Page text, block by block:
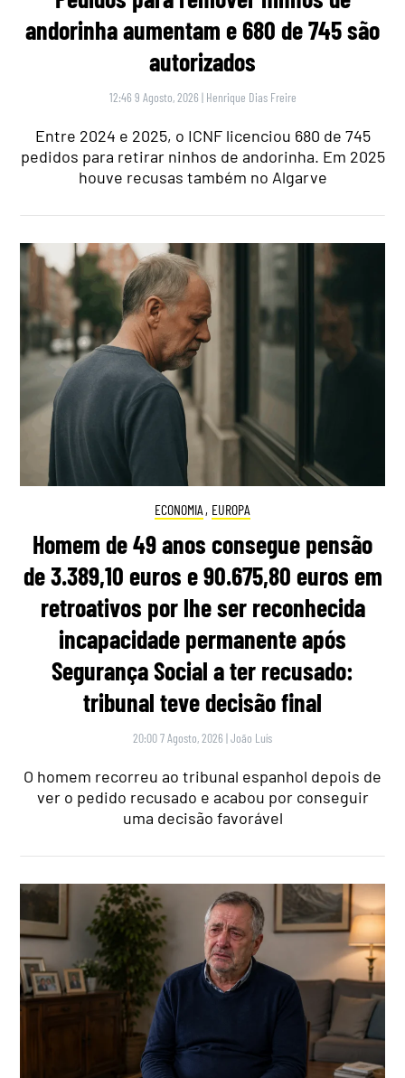
andorinha aumentam e 680 de 745 são
autorizados
12:46 9 Agosto, 2026 | Henrique Dias Freire
Entre 2024 e 2025, o ICNF licenciou 680 de 745
pedidos para retirar ninhos de andorinha. Em 2025
houve recusas também no Algarve
ECONOMIA , EUROPA
Homem de 49 anos consegue pensão
de 3.389,10 euros e 90.675,80 euros em
retroativos por lhe ser reconhecida
incapacidade permanente após
Segurança Social a ter recusado:
tribunal teve decisão final
20:00 7 Agosto, 2026 |João Luís
O homem recorreu ao tribunal espanhol depois de
ver o pedido recusado e acabou por conseguir
uma decisão favorável